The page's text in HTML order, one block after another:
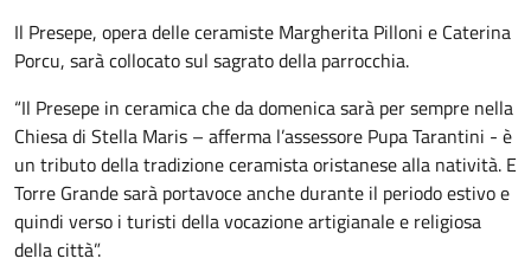
Il Presepe, opera delle ceramiste Margherita Pilloni e Caterina
Porcu, sarà collocato sul sagrato della parrocchia.
“Il Presepe in ceramica che da domenica sarà per sempre nella
Chiesa di Stella Maris – afferma l’assessore Pupa Tarantini - è
un tributo della tradizione ceramista oristanese alla natività. E
Torre Grande sarà portavoce anche durante il periodo estivo e
quindi verso i turisti della vocazione artigianale e religiosa
della città”.